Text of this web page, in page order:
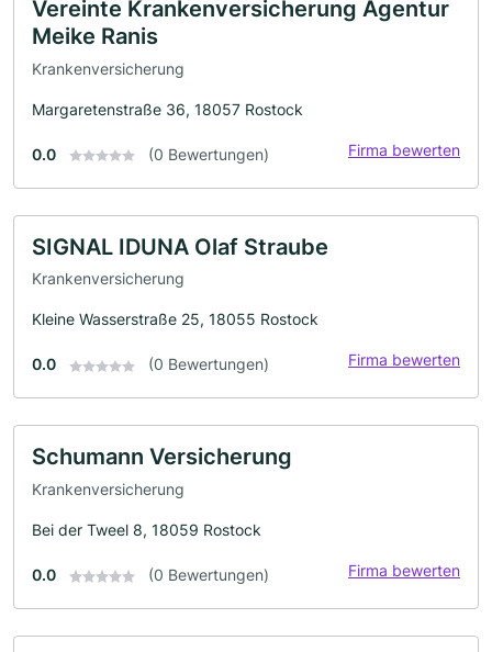
Vereinte Krankenversicherung Agentur
Meike Ranis
Krankenversicherung
Margaretenstraße 36, 18057 Rostock
0.0 (0 Bewertungen) Firma bewerten
SIGNAL IDUNA Olaf Straube
Krankenversicherung
Kleine Wasserstraße 25, 18055 Rostock
0.0 (0 Bewertungen) Firma bewerten
Schumann Versicherung
Krankenversicherung
Bei der Tweel 8, 18059 Rostock
0.0 (0 Bewertungen) Firma bewerten